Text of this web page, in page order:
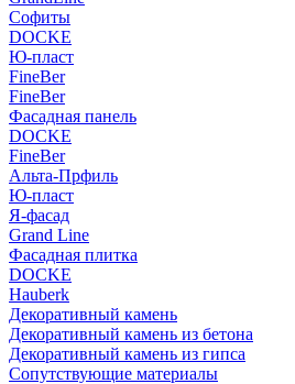
Софиты
DOCKE
Ю-пласт
FineBer
FineBer
Фасадная панель
DOCKE
FineBer
Альта-Прфиль
Ю-пласт
Я-фасад
Grand Line
Фасадная плитка
DOCKE
Hauberk
Декоративный камень
Декоративный камень из бетона
Декоративный камень из гипса
Сопутствующие материалы